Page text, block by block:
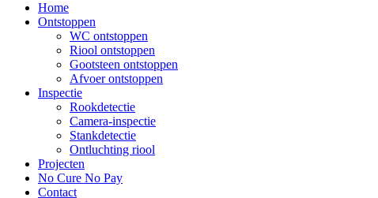
Home
Ontstoppen
WC ontstoppen
Riool ontstoppen
Gootsteen ontstoppen
Afvoer ontstoppen
Inspectie
Rookdetectie
Camera-inspectie
Stankdetectie
Ontluchting riool
Projecten
No Cure No Pay
Contact